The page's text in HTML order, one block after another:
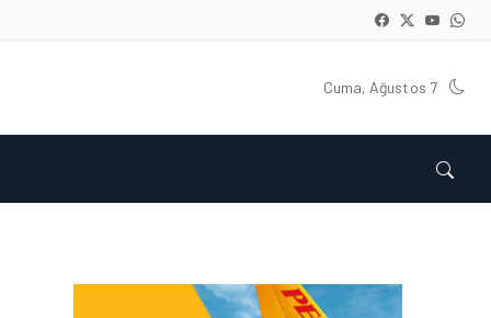
Cuma, Ağustos 7
HAVAYOLU • 05 AĞU 2026